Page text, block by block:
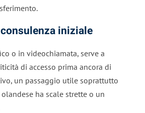
iniziale
o in videochiamata, serve a
di accesso prima ancora di
un passaggio utile soprattutto
ha scale strette o un